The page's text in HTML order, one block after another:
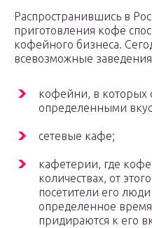
Распространившись в
приготовления кофе
кофейного бизнеса.
всевозможные
кофейни, в которых
определенными
сетевые кафе;
кафетерии, где
количествах, от
посетители его
определенное
придираются к его